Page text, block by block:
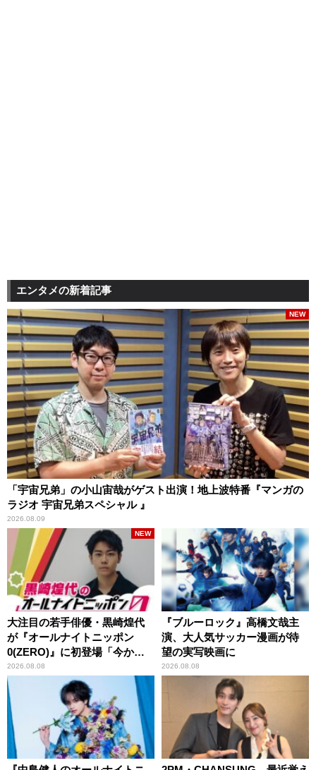
エンタメの新着記事
「宇宙兄弟」の小山宙哉がゲスト出演！地上波特番『マンガの
ラジオ 宇宙兄弟スペシャル 』
2026.08.09
NEW
大注目の若手俳優・黒崎煌代
が『オールナイトニッポン
0(ZERO)』に初登場「今から
とてもワクワクしておりま
す！」
2026.08.08
NEW
『ブルーロック』高橋文哉主
演、大人気サッカー漫画が待
望の実写映画に
2026.08.08